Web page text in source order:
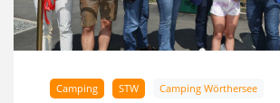
Camping STW Camping Wörthersee